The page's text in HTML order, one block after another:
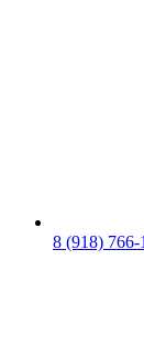
8 (918) 766-